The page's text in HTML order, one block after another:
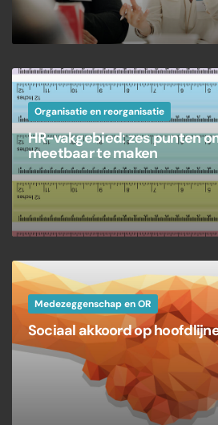
Organisatie en reorganisatie
HR-vakgebied: zes punten
meetbaar te maken
Medezeggenschap en OR
Sociaal akkoord op